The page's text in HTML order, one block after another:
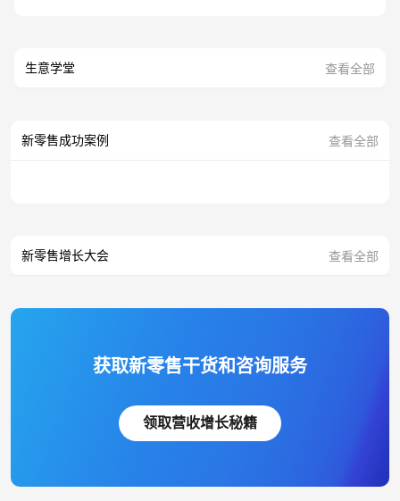
生意学堂 查看全部
新零售成功案例 查看全部
新零售增长大会 查看全部
获取新零售干货和咨询服务
领取营收增长秘籍